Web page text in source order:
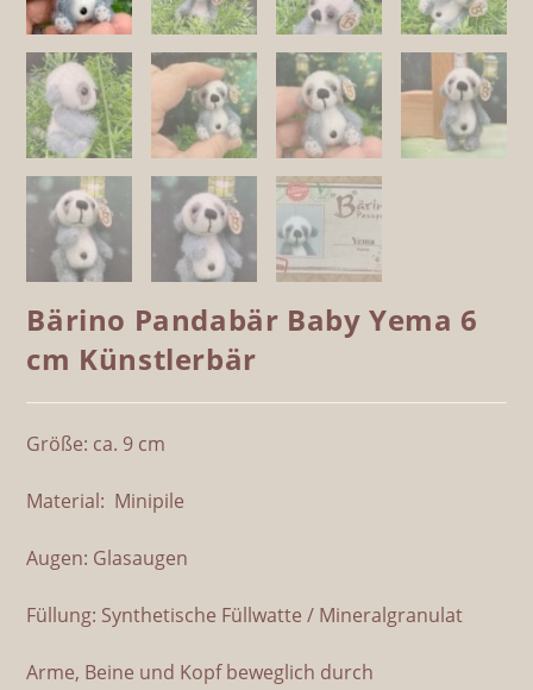
Bärino Pandabär Baby Yema 6
cm Künstlerbär
Größe: ca. 9 cm
Material: Minipile
Augen: Glasaugen
Füllung: Synthetische Füllwatte / Mineralgranulat
Arme, Beine und Kopf beweglich durch